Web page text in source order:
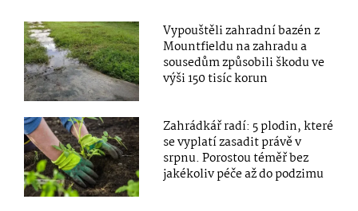
Vypouštěli zahradní bazén z
Mountfieldu na zahradu a
sousedům způsobili škodu ve
výši 150 tisíc korun
Zahrádkář radí: 5 plodin, které
se vyplatí zasadit právě v
srpnu. Porostou téměř bez
jakékoliv péče až do podzimu